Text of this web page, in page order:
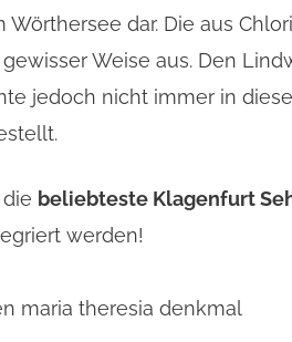
dar. Die aus
Weise aus. Den
jedoch nicht immer in
beliebteste Klagenfurt
werden!